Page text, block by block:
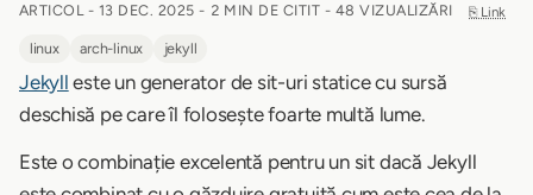
ARTICOL - 13 DEC. 2025 - 2 MIN DE CITIT - 48 VIZUALIZĂRI ⎘ Link
linux arch-linux jekyll
Jekyll este un generator de sit-uri statice cu sursă
deschisă pe care îl folosește foarte multă lume.
Este o combinație excelentă pentru un sit dacă Jekyll